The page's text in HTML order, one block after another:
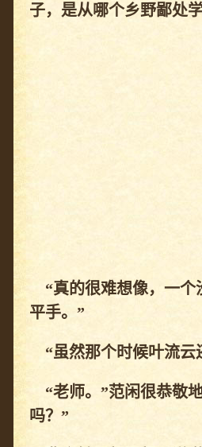
子，是从哪个乡野鄙处
“真的很难想像，一个
平手。”
“虽然那个时候叶流云
“老师。”范闲很恭敬
吗？”